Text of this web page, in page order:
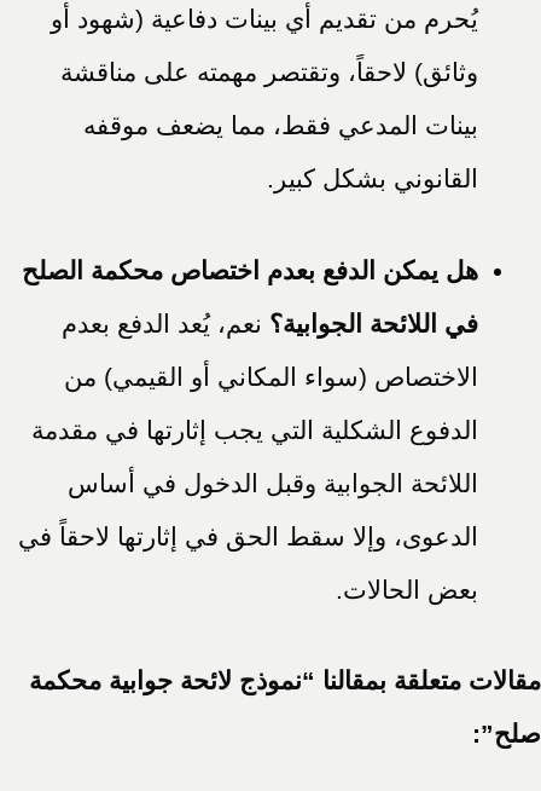
يُحرم من تقديم أي بينات دفاعية (شهود أو
وثائق) لاحقاً، وتقتصر مهمته على مناقشة
بينات المدعي فقط، مما يضعف موقفه
القانوني بشكل كبير.
هل يمكن الدفع بعدم اختصاص محكمة الصلح
في اللائحة الجوابية؟ نعم، يُعد الدفع بعدم
الاختصاص (سواء المكاني أو القيمي) من
الدفوع الشكلية التي يجب إثارتها في مقدمة
اللائحة الجوابية وقبل الدخول في أساس
الدعوى، وإلا سقط الحق في إثارتها لاحقاً في
بعض الحالات.
مقالات متعلقة بمقالنا “نموذج لائحة جوابية محكمة
صلح”: